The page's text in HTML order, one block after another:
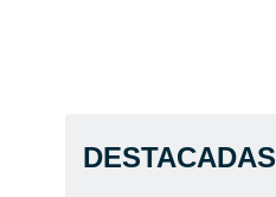
DESTACADAS